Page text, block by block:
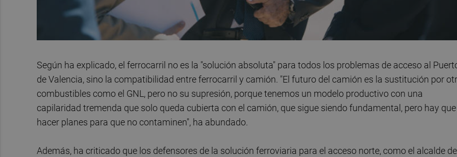
Según ha explicado, el ferrocarril no es la "solución absoluta" para todos los problemas de acceso al
de Valencia, sino la compatibilidad entre ferrocarril y camión. "El futuro del camión es la sustitución por
combustibles como el GNL, pero no su supresión, porque tenemos un modelo productivo con una
capilaridad tremenda que solo queda cubierta con el camión, que sigue siendo fundamental, pero hay que
hacer planes para que no contaminen", ha abundado.
Además, ha criticado que los defensores de la solución ferroviaria para el acceso norte, como el alcalde de